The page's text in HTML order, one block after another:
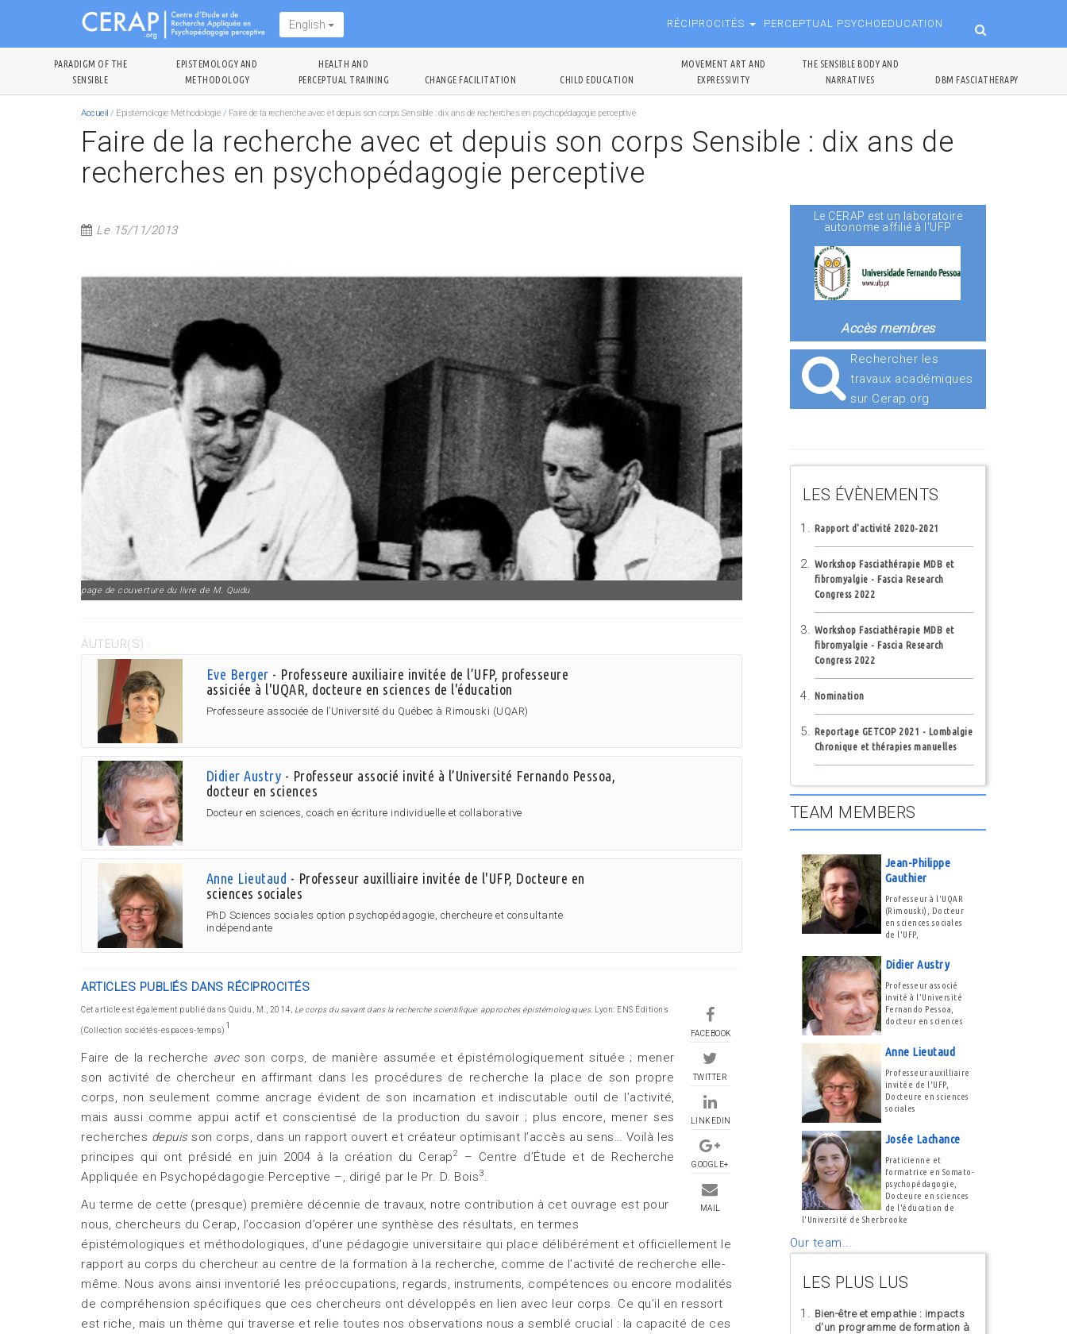
main
English RÉCIPROCITÉS PERCEPTUAL PSYCHOEDUCATION
PARADIGM OF THE
SENSIBLE
EPISTEMOLOGY AND
METHODOLOGY
HEALTH AND
PERCEPTUAL TRAINING
CHANGE FACILITATION CHILD EDUCATION
MOVEMENT ART AND
EXPRESSIVITY
THE SENSIBLE BODY AND
NARRATIVES
DBM FASCIATHERAPY
Accueil / Epistémologie Méthodologie / Faire de la recherche avec et depuis son corps Sensible : dix ans de recherches en psychopédagogie perceptive
Faire de la recherche avec et depuis son corps Sensible : dix ans de
recherches en psychopédagogie perceptive
Le 15/11/2013
page de couverture du livre de M. Quidu
AUTEUR(S) :
Eve Berger - Professeure auxiliaire invitée de l’UFP, professeure
assiciée à l'UQAR, docteure en sciences de l'éducation
Professeure associée de l’Université du Québec à Rimouski (UQAR)
Didier Austry - Professeur associé invité à l’Université Fernando Pessoa,
docteur en sciences
Docteur en sciences, coach en écriture individuelle et collaborative
Anne Lieutaud - Professeur auxilliaire invitée de l'UFP, Docteure en
sciences sociales
PhD Sciences sociales option psychopédagogie, chercheure et consultante
indépendante
ARTICLES PUBLIÉS DANS RÉCIPROCITÉS
FACEBOOK
TWITTER
LINKEDIN
GOOGLE+
MAIL
Cet article est également publié dans Quidu, M., 2014, Le corps du savant dans la recherche scientifique: approches épistémologiques. Lyon: ENS Éditions
(Collection sociétés-espaces-temps) 1
Faire de la recherche avecson corps, de manière assumée et épistémologiquement située ; mener
son activité de chercheur en affirmant dans les procédures de recherche la place de son propre
corps, non seulement comme ancrage évident de son incarnation et indiscutable outil de l’activité,
mais aussi comme appui actif et conscientisé de la production du savoir ; plus encore, mener ses
recherches depuisson corps, dans un rapport ouvert et créateur optimisant l’accès au sens… Voilà les
principes qui ont présidé en juin 2004 à la création du Cerap2
– Centre d’Étude et de Recherche
Appliquée en Psychopédagogie Perceptive –, dirigé par le Pr. D. Bois3.
Au terme de cette (presque) première décennie de travaux, notre contribution à cet ouvrage est pour
nous, chercheurs du Cerap, l’occasion d’opérer une synthèse des résultats, en termes
épistémologiques et méthodologiques, d’une pédagogie universitaire qui place délibérément et officiellement le
rapport au corps du chercheur au centre de la formation à la recherche, comme de l’activité de recherche elle-
même. Nous avons ainsi inventorié les préoccupations, regards, instruments, compétences ou encore modalités
de compréhension spécifiques que ces chercheurs ont développés en lien avec leur corps. Ce qu’il en ressort
est riche, mais un thème qui traverse et relie toutes nos observations nous a semblé crucial : la capacité de ces
Le CERAP est un laboratoire
autonome affilié à l'UFP
Accès membres
Rechercher les
travaux académiques
sur Cerap.org
LES ÉVÈNEMENTS
Rapport d'activité 2020-2021
Workshop Fasciathérapie MDB et
fibromyalgie - Fascia Research
Congress 2022
Workshop Fasciathérapie MDB et
fibromyalgie - Fascia Research
Congress 2022
Nomination
Reportage GETCOP 2021 - Lombalgie
Chronique et thérapies manuelles
TEAM MEMBERS
Jean-Philippe
Gauthier
Professeur à l'UQAR
(Rimouski), Docteur
en sciences sociales
de l'UFP,
Didier Austry
Professeur associé
invité à l’Université
Fernando Pessoa,
docteur en sciences
Anne Lieutaud
Professeur auxilliaire
invitée de l'UFP,
Docteure en sciences
sociales
Josée Lachance
Praticienne et
formatrice en Somato-
psychopédagogie,
Docteure en sciences
de l'éducation de
l'Université de Sherbrooke
Our team...
LES PLUS LUS
Bien-être et empathie : impacts
d'un programme de formation à